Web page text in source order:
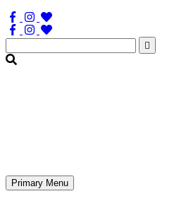
Søg
efter:
Primary Menu